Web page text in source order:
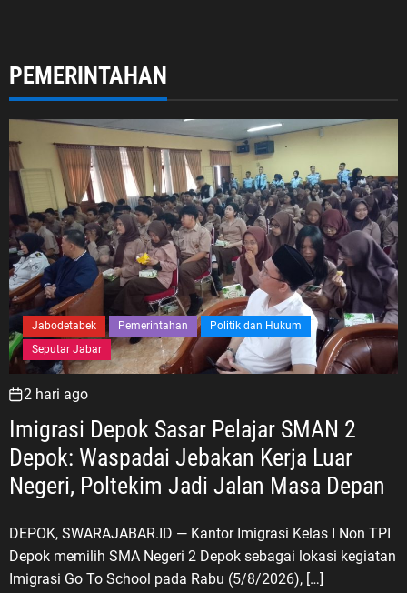
PEMERINTAHAN
Jabodetabek Pemerintahan
Politik dan Hukum
Seputar Jabar
2 hari ago
Imigrasi Depok Sasar Pelajar SMAN 2
Depok: Waspadai Jebakan Kerja Luar
DEPOK, SWARAJABAR.ID — Kantor Imigrasi Kelas I Non TPI
Depok memilih SMA Negeri 2 Depok sebagai lokasi kegiatan
Imigrasi Go To School pada Rabu (5/8/2026), […]